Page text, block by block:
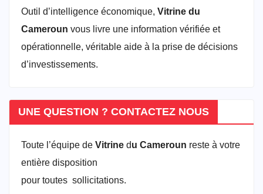
Outil d’intelligence économique, Vitrine du
Cameroun vous livre une information vérifiée et
opérationnelle, véritable aide à la prise de décisions
d’investissements.
UNE QUESTION ? CONTACTEZ NOUS
Toute l’équipe de Vitrine du Cameroun reste à votre
entière disposition
pour toutes sollicitations.